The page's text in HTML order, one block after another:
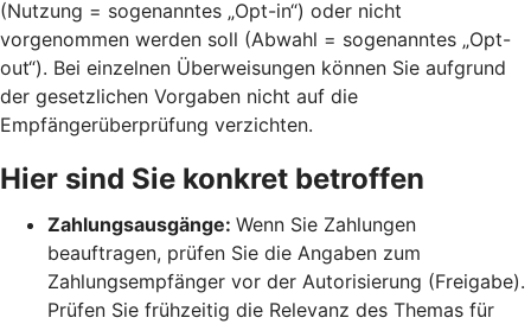
(Nutzung = sogenanntes „Opt-in“) oder nicht
vorgenommen werden soll (Abwahl = sogenanntes „Opt-
out“). Bei einzelnen Überweisungen können Sie aufgrund
der gesetzlichen Vorgaben nicht auf die
Empfängerüberprüfung verzichten.
Hier sind Sie konkret betroffen
Zahlungsausgänge: Wenn Sie Zahlungen
beauftragen, prüfen Sie die Angaben zum
Zahlungsempfänger vor der Autorisierung (Freigabe).
Prüfen Sie frühzeitig die Relevanz des Themas für